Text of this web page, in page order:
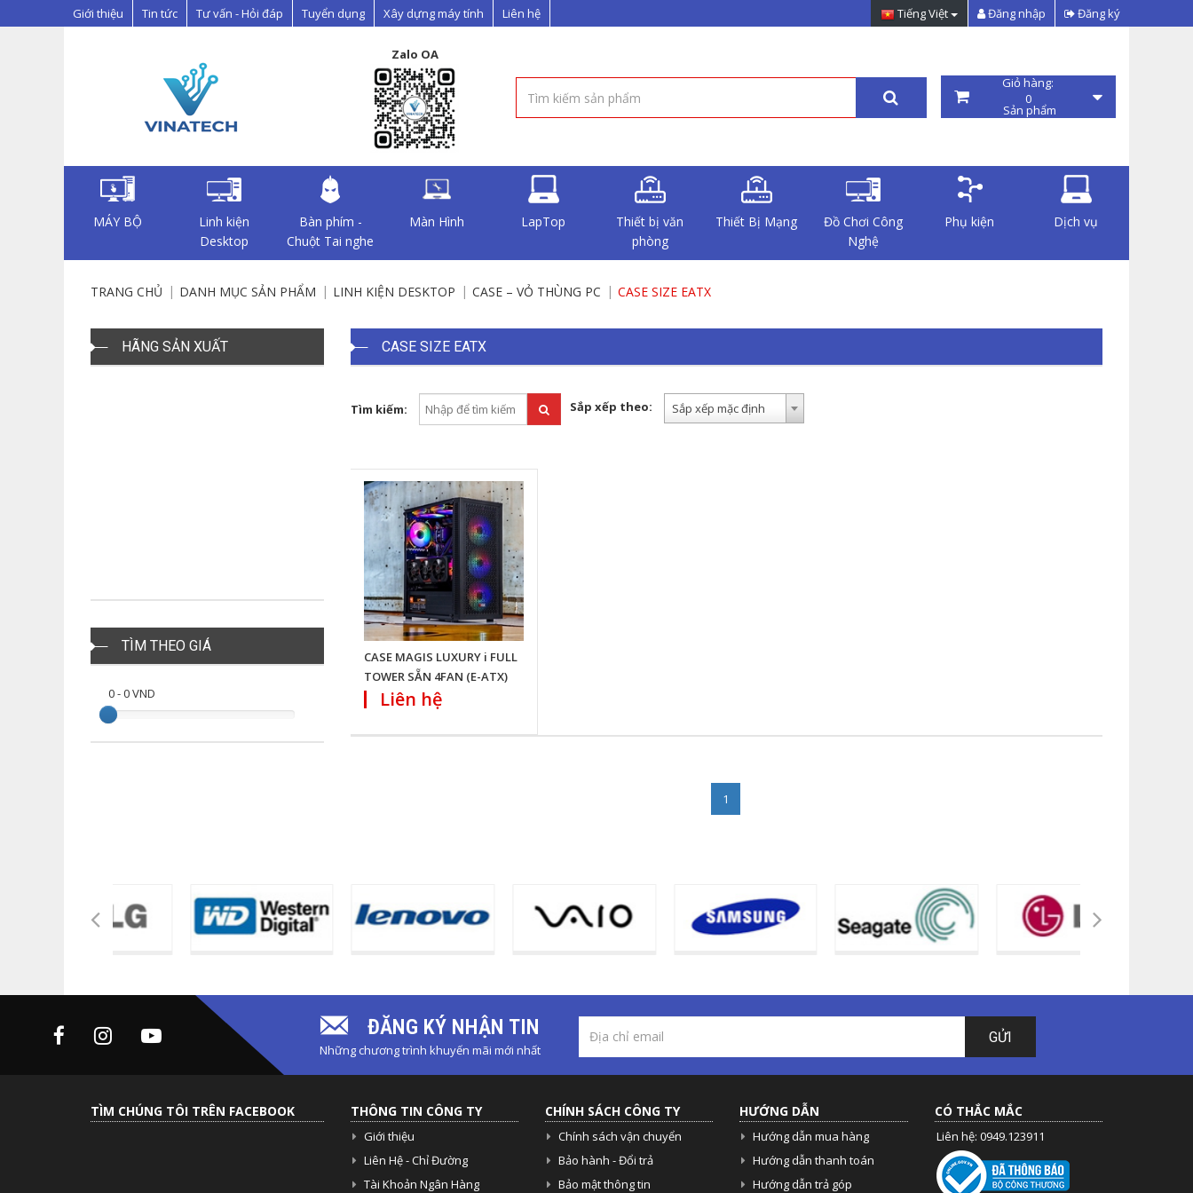
Giới thiệu Tin tức Tư vấn - Hỏi đáp Tuyển dụng Xây dựng máy tính Liên hệ Tiếng Việt Đăng nhập Đăng ký
Zalo OA
Giỏ hàng:
0
Sản phẩm
MÁY BỘ
Linh kiện
Desktop
Bàn phím -
Chuột Tai nghe
Màn Hình LapTop
Thiết bị văn
phòng
Thiết Bị Mạng
Đồ Chơi Công
Nghệ
Phụ kiện Dịch vụ
TRANG CHỦ DANH MỤC SẢN PHẨM LINH KIỆN DESKTOP CASE – VỎ THÙNG PC CASE SIZE EATX
CASE SIZE EATX
Tìm kiếm: Sắp xếp theo: Sắp xếp mặc định
CASE MAGIS LUXURY i FULL
TOWER SẴN 4FAN (E-ATX)
Liên hệ
1
HÃNG SẢN XUẤT
TÌM THEO GIÁ
0-0VND
ĐĂNG KÝ NHẬN TIN
Những chương trình khuyến mãi mới nhất
GỬI
TÌM CHÚNG TÔI TRÊN FACEBOOK THÔNG TIN CÔNG TY
Giới thiệu
Liên Hệ - Chỉ Đường
Tài Khoản Ngân Hàng
CHÍNH SÁCH CÔNG TY
Chính sách vận chuyển
Bảo hành - Đổi trả
Bảo mật thông tin
HƯỚNG DẪN
Hướng dẫn mua hàng
Hướng dẫn thanh toán
Hướng dẫn trả góp
CÓ THẮC MẮC
Liên hệ: 0949.123911